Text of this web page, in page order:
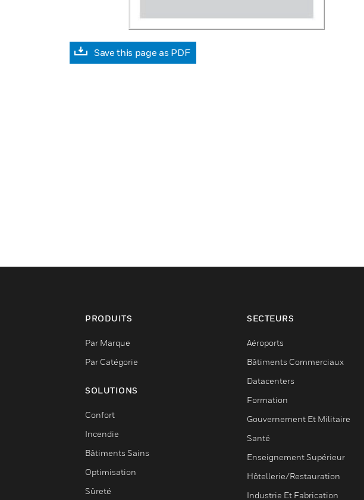
Save this page as PDF
PRODUITS
Par Marque
Par Catégorie
SOLUTIONS
Confort
Incendie
Bâtiments Sains
Optimisation
Sûreté
SECTEURS
Aéroports
Bâtiments Commerciaux
Datacenters
Formation
Gouvernement Et Militaire
Santé
Enseignement Supérieur
Hôtellerie/Restauration
Industrie Et Fabrication